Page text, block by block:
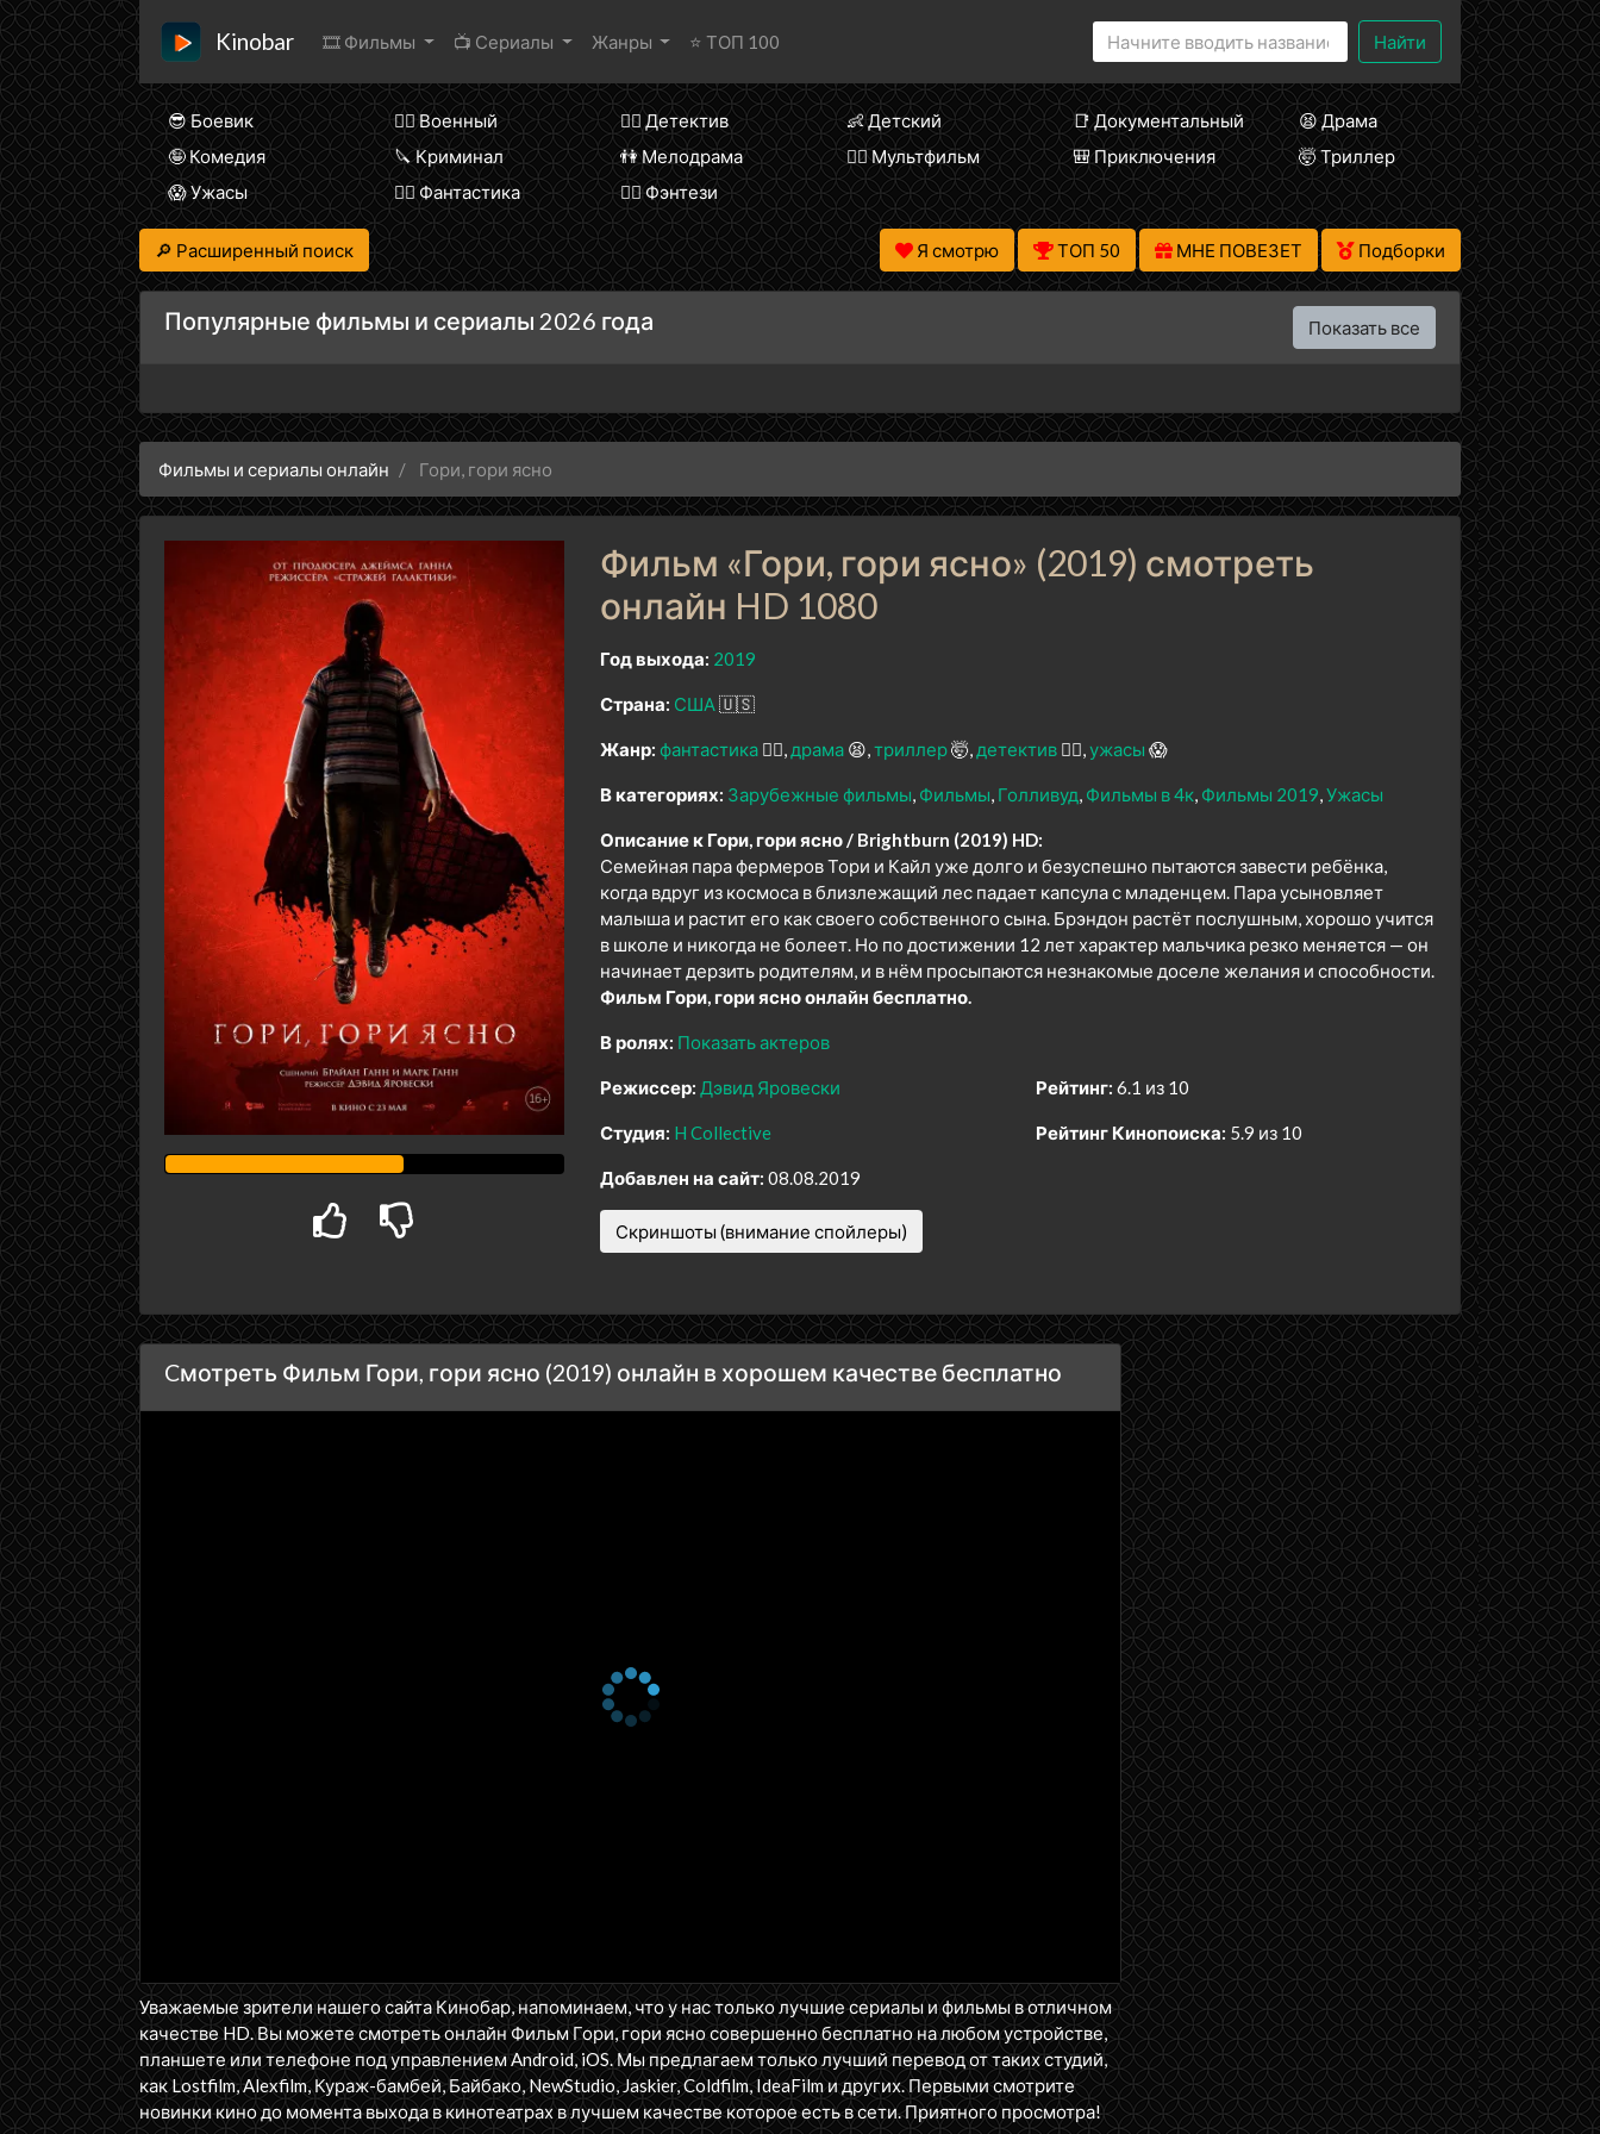
Kinobar 🎞 Фильмы 📺 Сериалы Жанры ⭐ ТОП 100 Найти
😎 Боевик 👨‍✈️ Военный 🕵️‍♂️ Детектив 👶 Детский 📑 Документальный
😫 Драма
🤪 Комедия
🔪 Криминал 👫 Мелодрама 🧚‍♀️ Мультфильм 🎒 Приключения
🤯 Триллер
😱 Ужасы
🧙‍♀️ Фантастика 🧝‍♂️ Фэнтези
🔎 Расширенный поиск Я смотрю ТОП 50 МНЕ ПОВЕЗЕТ Подборки
Популярные фильмы и сериалы 2026 года Показать все
Фильмы и сериалы онлайн Гори, гори ясно
Фильм «Гори, гори ясно» (2019) смотреть
онлайн HD 1080
Год выхода: 2019
Страна: США🇺🇸
Жанр: фантастика 🧙‍♀️ драма 😫 триллер🤯 детектив 🕵️‍♂️ ужасы 😱
В категориях: Зарубежные фильмы Фильмы Голливуд Фильмы в 4к Фильмы 2019 Ужасы
Описание к Гори, гори ясно / Brightburn (2019) HD:
Семейная пара фермеров Тори и Кайл уже долго и безуспешно пытаются завести ребёнка,
когда вдруг из космоса в близлежащий лес падает капсула с младенцем. Пара усыновляет
малыша и растит его как своего собственного сына. Брэндон растёт послушным, хорошо учится
в школе и никогда не болеет. Но по достижении 12 лет характер мальчика резко меняется — он
начинает дерзить родителям, и в нём просыпаются незнакомые доселе желания и способности.
Фильм Гори, гори ясно онлайн бесплатно.
В ролях: Показать актеров
Режиссер: Дэвид Яровески
Студия: H Collective
Рейтинг: 6.1 из 10
Рейтинг Кинопоиска: 5.9 из 10
Добавлен на сайт: 08.08.2019
Скриншоты (внимание спойлеры)
Cмотреть Фильм Гори, гори ясно (2019) онлайн в хорошем качестве бесплатно
Уважаемые зрители нашего сайта Кинобар, напоминаем, что у нас только лучшие сериалы и фильмы в отличном
качестве HD. Вы можете смотреть онлайн Фильм Гори, гори ясно совершенно бесплатно на любом устройстве,
планшете или телефоне под управлением Android, iOS. Мы предлагаем только лучший перевод от таких студий,
как Lostfilm, Alexfilm, Кураж-бамбей, Байбако, NewStudio, Jaskier, Coldfilm, IdeaFilm и других. Первыми смотрите
новинки кино до момента выхода в кинотеатрах в лучшем качестве которое есть в сети. Приятного просмотра!